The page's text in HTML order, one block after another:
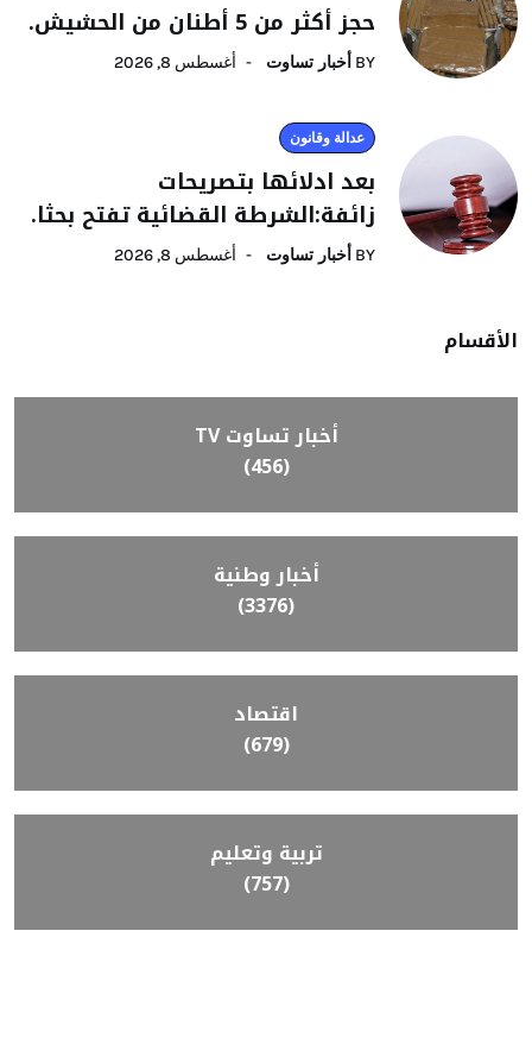
حجز أكثر من 5 أطنان من الحشيش.
BY أخبار تساوت أغسطس 8, 2026
عدالة وقانون
بعد ادلائها بتصريحات
زائفة:الشرطة القضائية تفتح بحثا.
BY أخبار تساوت أغسطس 8, 2026
الأقسام
أخبار تساوت TV
(456)
أخبار وطنية
(3376)
اقتصاد
(679)
تربية وتعليم
(757)